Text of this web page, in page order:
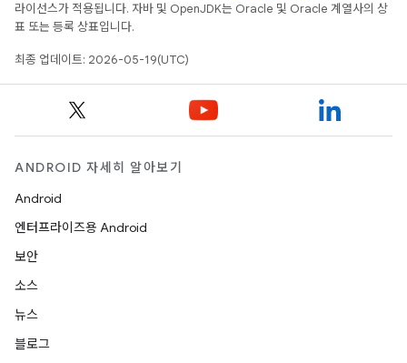
라이선스가 적용됩니다. 자바 및 OpenJDK는 Oracle 및 Oracle 계열사의 상
표 또는 등록 상표입니다.
최종 업데이트: 2026-05-19(UTC)
ANDROID 자세히 알아보기
Android
엔터프라이즈용 Android
보안
소스
뉴스
블로그